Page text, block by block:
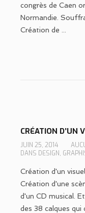
congrès de Caen
Normandie.
Création de ...
CRÉATION D’UN
JUIN 25, 2014
DANS DESIGN,
Création d'un
Création d'une
d'un CD musical.
des 38 calques qui